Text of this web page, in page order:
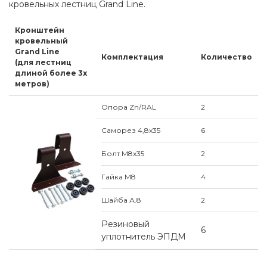
кровельных лестниц Grand Line.
Кронштейн
кровельный
Grand Line
(для лестниц
длиной более 3х
метров)
Комплектация Количество
Опора Zn/RAL 2
Саморез 4,8x35 6
Болт М8x35 2
Гайка М8 4
Шайба А.8 2
Резиновый
уплотнитель ЭПДМ
6